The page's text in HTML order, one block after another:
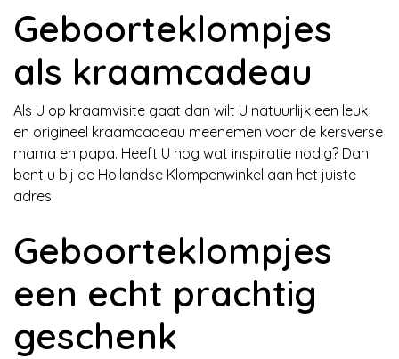
Geboorteklompjes
als kraamcadeau
Als U op kraamvisite gaat dan wilt U natuurlijk een leuk
en origineel kraamcadeau meenemen voor de kersverse
mama en papa. Heeft U nog wat inspiratie nodig? Dan
bent u bij de Hollandse Klompenwinkel aan het juiste
adres.
Geboorteklompjes
een echt prachtig
geschenk